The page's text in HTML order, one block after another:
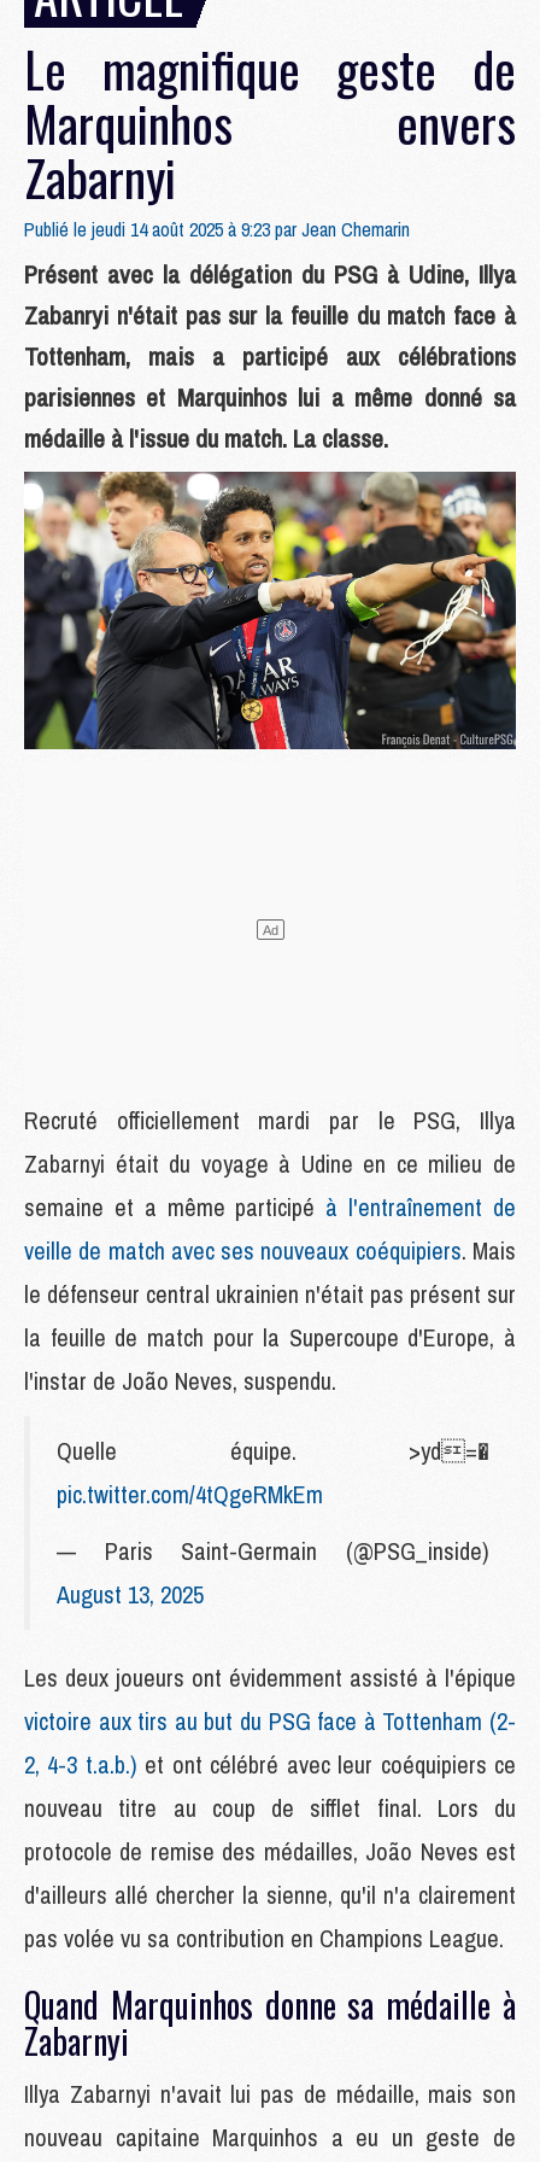
Le magnifique geste de
Marquinhos envers
Zabarnyi
Publié le jeudi 14 août 2025 à 9:23 parJean Chemarin
Présent avec la délégation du PSG à Udine, Illya
Zabanryi n'était pas sur la feuille du match face à
Tottenham, mais a participé aux célébrations
parisiennes et Marquinhos lui a même donné sa
médaille à l'issue du match. La classe.
Recruté officiellement mardi par le PSG, Illya
Zabarnyi était du voyage à Udine en ce milieu de
semaine et a même participé à l'entraînement de
veille de match avec ses nouveaux coéquipiers. Mais
le défenseur central ukrainien n'était pas présent sur
la feuille de match pour la Supercoupe d'Europe, à
l'instar de João Neves, suspendu.
Quelle équipe. >yd=�
pic.twitter.com/4tQgeRMkEm
— Paris Saint-Germain (@PSG_inside)
August 13, 2025
Les deux joueurs ont évidemment assisté à l'épique
victoire aux tirs au but du PSG face à Tottenham (2-
2, 4-3 t.a.b.) et ont célébré avec leur coéquipiers ce
nouveau titre au coup de sifflet final. Lors du
protocole de remise des médailles, João Neves est
d'ailleurs allé chercher la sienne, qu'il n'a clairement
pas volée vu sa contribution en Champions League.
Quand Marquinhos donne sa médaille à
Zabarnyi
Illya Zabarnyi n'avait lui pas de médaille, mais son
nouveau capitaine Marquinhos a eu un geste de